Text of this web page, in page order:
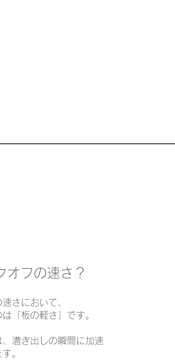
オフの速さ？
さにおいて、
「板の軽さ」です。
、漕ぎ出しの瞬間に加速
。